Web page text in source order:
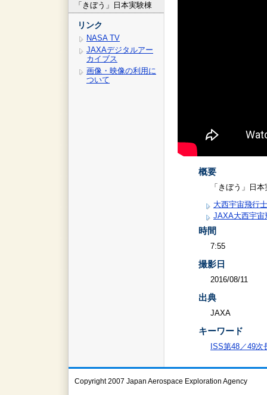
「きぼう」日本実験棟
リンク
NASA TV
JAXAデジタルアー
カイブス
画像・映像の利用に
ついて
概要
「きぼう」日
大西宇宙飛行
JAXA大西宇宙
時間
7:55
撮影日
2016/08/11
出典
JAXA
キーワード
ISS第48／49次
Copyright 2007 Japan Aerospace Exploration Agency